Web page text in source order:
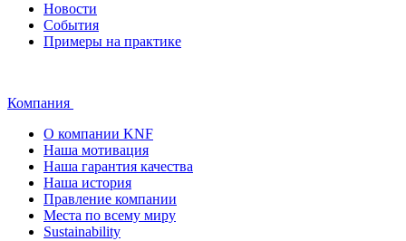
Новости
События
Примеры на практике
Компания
О компании KNF
Наша мотивация
Наша гарантия качества
Наша история
Правление компании
Места по всему миру
Sustainability